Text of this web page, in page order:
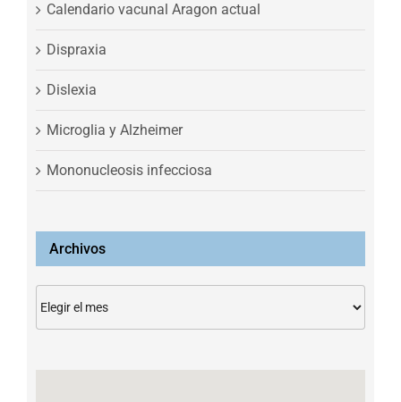
Calendario vacunal Aragon actual
Dispraxia
Dislexia
Microglia y Alzheimer
Mononucleosis infecciosa
Archivos